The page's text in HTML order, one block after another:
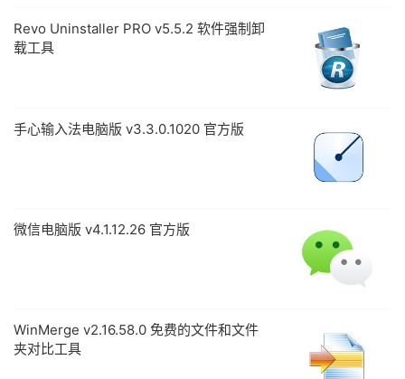
Revo Uninstaller PRO v5.5.2 软件强制卸
载工具
手心输入法电脑版 v3.3.0.1020 官方版
微信电脑版 v4.1.12.26 官方版
WinMerge v2.16.58.0 免费的文件和文件
夹对比工具